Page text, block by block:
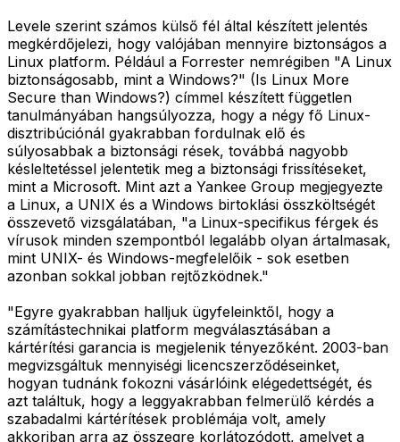
Levele szerint számos külső fél által készített jelentés
megkérdőjelezi, hogy valójában mennyire biztonságos a
Linux platform. Például a Forrester nemrégiben "A Linux
biztonságosabb, mint a Windows?" (Is Linux More
Secure than Windows?) címmel készített független
tanulmányában hangsúlyozza, hogy a négy fő Linux-
disztribúciónál gyakrabban fordulnak elő és
súlyosabbak a biztonsági rések, továbbá nagyobb
késleltetéssel jelentetik meg a biztonsági frissítéseket,
mint a Microsoft. Mint azt a Yankee Group megjegyezte
a Linux, a UNIX és a Windows birtoklási összköltségét
összevető vizsgálatában, "a Linux-specifikus férgek és
vírusok minden szempontból legalább olyan ártalmasak,
mint UNIX- és Windows-megfelelőik - sok esetben
azonban sokkal jobban rejtőzködnek."
"Egyre gyakrabban halljuk ügyfeleinktől, hogy a
számítástechnikai platform megválasztásában a
kártérítési garancia is megjelenik tényezőként. 2003-ban
megvizsgáltuk mennyiségi licencszerződéseinket,
hogyan tudnánk fokozni vásárlóink elégedettségét, és
azt találtuk, hogy a leggyakrabban felmerülő kérdés a
szabadalmi kártérítések problémája volt, amely
akkoriban arra az összegre korlátozódott, amelyet a